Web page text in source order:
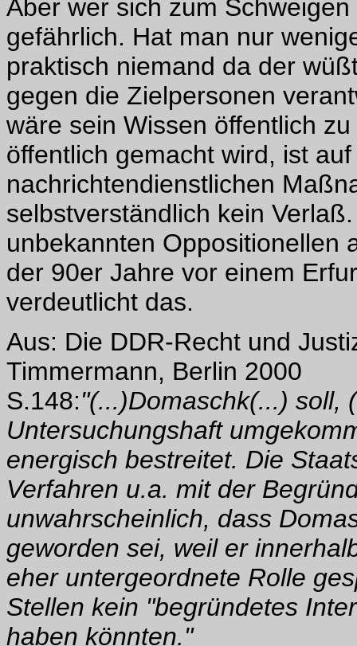
Aber wer sich zum
gefährlich. Hat man nur
praktisch niemand da der
gegen die Zielpersonen
wäre sein Wissen öffentlich
öffentlich gemacht wird, ist
nachrichtendienstlichen
selbstverständlich kein
unbekannten Oppositionellen
der 90er Jahre vor einem
verdeutlicht das.
Aus: Die DDR-Recht und
Timmermann, Berlin 2000
S.148:"(...)Domaschk(...) soll,
Untersuchungshaft
energisch bestreitet. Die
Verfahren u.a. mit der
unwahrscheinlich, dass
geworden sei, weil er
eher untergeordnete Rolle
Stellen kein "begründetes
haben könnten."